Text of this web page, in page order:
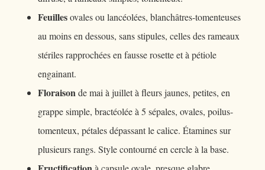
Feuillesovales ou lancéolées, blanchâtres-tomenteuses
au moins en dessous, sans stipules, celles des rameaux
stériles rapprochées en fausse rosette et à pétiole
engainant.
Floraisonde mai à juillet à fleurs jaunes, petites, en
grappe simple, bractéolée à 5 sépales, ovales, poilus-
tomenteux, pétales dépassant le calice. Étamines sur
plusieurs rangs. Style contourné en cercle à la base.